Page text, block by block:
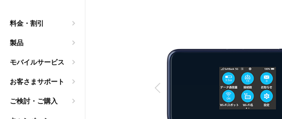
料金・割引
製品
モバイルサービス
お客さまサポート
ご検討・ご購入
人携帯へ。レンタ